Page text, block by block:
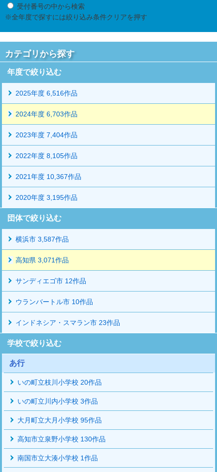
受付番号の中から検索
※全年度で探すには絞り込み条件クリアを押す
カテゴリから探す
年度で絞り込む
2025年度 6,516作品
2024年度 6,703作品
2023年度 7,404作品
2022年度 8,105作品
2021年度 10,367作品
2020年度 3,195作品
団体で絞り込む
横浜市 3,587作品
高知県 3,071作品
サンディエゴ市 12作品
ウランバートル市 10作品
インドネシア・スマラン市 23作品
学校で絞り込む
あ行
いの町立枝川小学校 20作品
いの町立川内小学校 3作品
大月町立大月小学校 95作品
高知市立泉野小学校 130作品
南国市立大湊小学校 1作品